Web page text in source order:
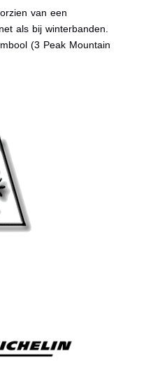
van een
als bij winterbanden.
(3 Peak Mountain